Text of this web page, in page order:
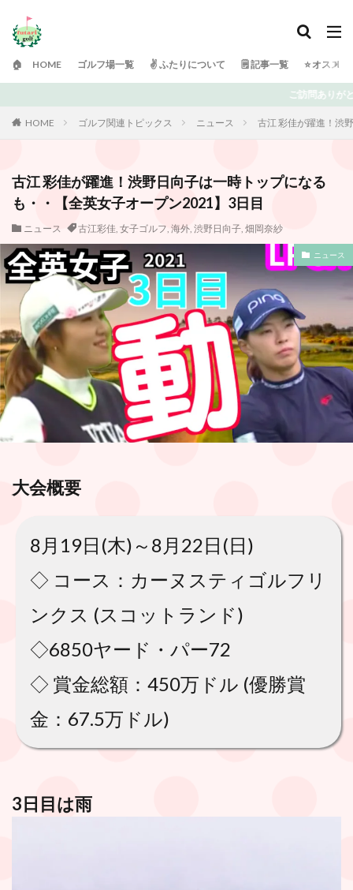
🏠 HOME ゴルフ場一覧 ✌️ ふたりについて 🗒 記事一覧 ⭐️ オスス
ご訪問ありがとうございます！ 日々ゴルフで頭がいっぱいの「ふたり
HOME ゴルフ関連トピックス ニュース 古江 彩佳が躍進！渋
古江 彩佳が躍進！渋野日向子は一時トップになる
も・・【全英女子オープン2021】3日目
ニュース 古江彩佳, 女子ゴルフ, 海外, 渋野日向子, 畑岡奈紗
ニュース
大会概要
8月19日(木)～8月22日(日)
◇ コース：カーヌスティゴルフリ
ンクス (スコットランド)
◇6850ヤード・パー72
◇ 賞金総額：450万ドル (優勝賞
金：67.5万ドル)
3日目は雨